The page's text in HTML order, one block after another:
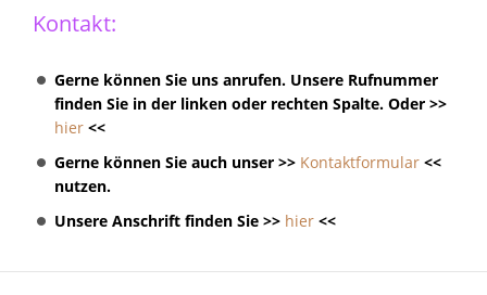
Kontakt:
Gerne können Sie uns anrufen. Unsere Rufnummer
finden Sie in der linken oder rechten Spalte. Oder >>
hier <<
Gerne können Sie auch unser >> Kontaktformular <<
nutzen.
Unsere Anschrift finden Sie >> hier <<